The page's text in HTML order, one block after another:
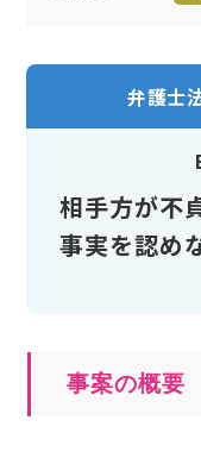
弁護士
相手方が不
事実を認め
事案の概要